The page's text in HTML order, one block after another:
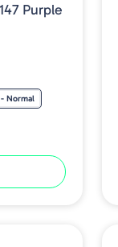
Purple
Normal